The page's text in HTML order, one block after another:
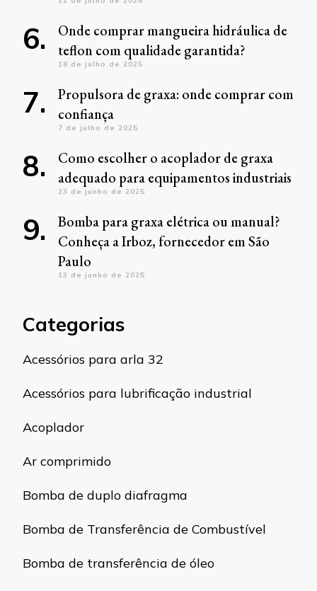
Onde comprar mangueira hidráulica de
teflon com qualidade garantida?
18 de julho de 2025
Propulsora de graxa: onde comprar com
confiança
7 de julho de 2025
Como escolher o acoplador de graxa
adequado para equipamentos industriais
23 de junho de 2025
Bomba para graxa elétrica ou manual?
Conheça a Irboz, fornecedor em São
Paulo
13 de junho de 2025
Categorias
Acessórios para arla 32
Acessórios para lubrificação industrial
Acoplador
Ar comprimido
Bomba de duplo diafragma
Bomba de Transferência de Combustível
Bomba de transferência de óleo